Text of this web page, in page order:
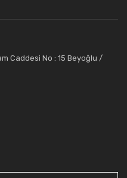
gün ve gelecekte
Caddesi No : 15 Beyoğlu /